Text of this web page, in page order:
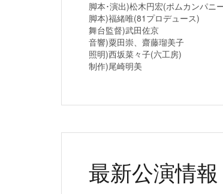
脚本･演出)松木円宏(ポムカンパニ
脚本)福緒唯(81プロデュース)
舞台監督)武田佐京
音響)粟田崇、齋藤瑠美子
照明)西坂菜々子(六工房)
制作)尾崎明美
最新公演情報